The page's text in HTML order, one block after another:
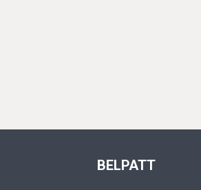
BELPATT